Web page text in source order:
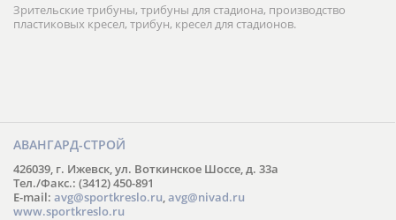
Зрительские трибуны, трибуны для стадиона, производство
пластиковых кресел, трибун, кресел для стадионов.
АВАНГАРД-СТРОЙ
426039, г. Ижевск, ул. Воткинское Шоссе, д. 33а
Тел./Факс.: (3412) 450-891
E-mail: avg@sportkreslo.ru,avg@nivad.ru
www.sportkreslo.ru